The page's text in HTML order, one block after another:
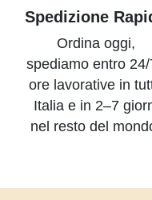
Spedizione
Ordina oggi,
spediamo entro 24/
ore lavorative in
Italia e in 2–7
nel resto del